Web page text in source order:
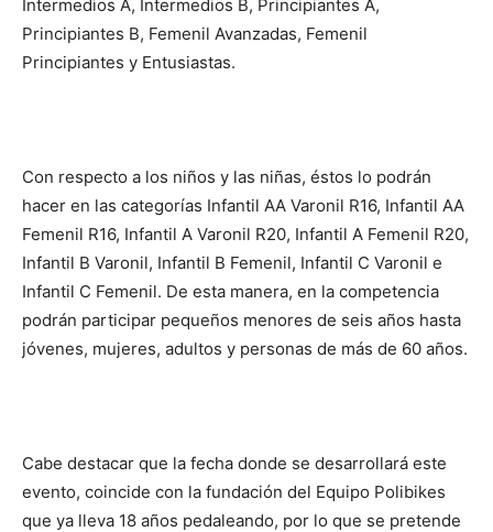
Intermedios A, Intermedios B, Principiantes A,
Principiantes B, Femenil Avanzadas, Femenil
Principiantes y Entusiastas.
Con respecto a los niños y las niñas, éstos lo podrán
hacer en las categorías Infantil AA Varonil R16, Infantil AA
Femenil R16, Infantil A Varonil R20, Infantil A Femenil R20,
Infantil B Varonil, Infantil B Femenil, Infantil C Varonil e
Infantil C Femenil. De esta manera, en la competencia
podrán participar pequeños menores de seis años hasta
jóvenes, mujeres, adultos y personas de más de 60 años.
Cabe destacar que la fecha donde se desarrollará este
evento, coincide con la fundación del Equipo Polibikes
que ya lleva 18 años pedaleando, por lo que se pretende